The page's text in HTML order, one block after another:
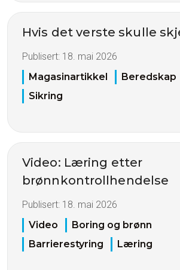
Hvis det verste skulle
Publisert: 18. mai 2026
Magasinartikkel
Beredskap
Sikring
Video: Læring etter
brønnkontrollhendelse
Publisert: 18. mai 2026
Video
Boring og brønn
Barrierestyring
Læring